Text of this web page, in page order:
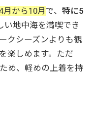
ンダード・ジャ
月から10月 で、 特に5
い地中海を満喫でき
クシーズンよりも観
楽しめます。ただ
め、軽めの上着を持